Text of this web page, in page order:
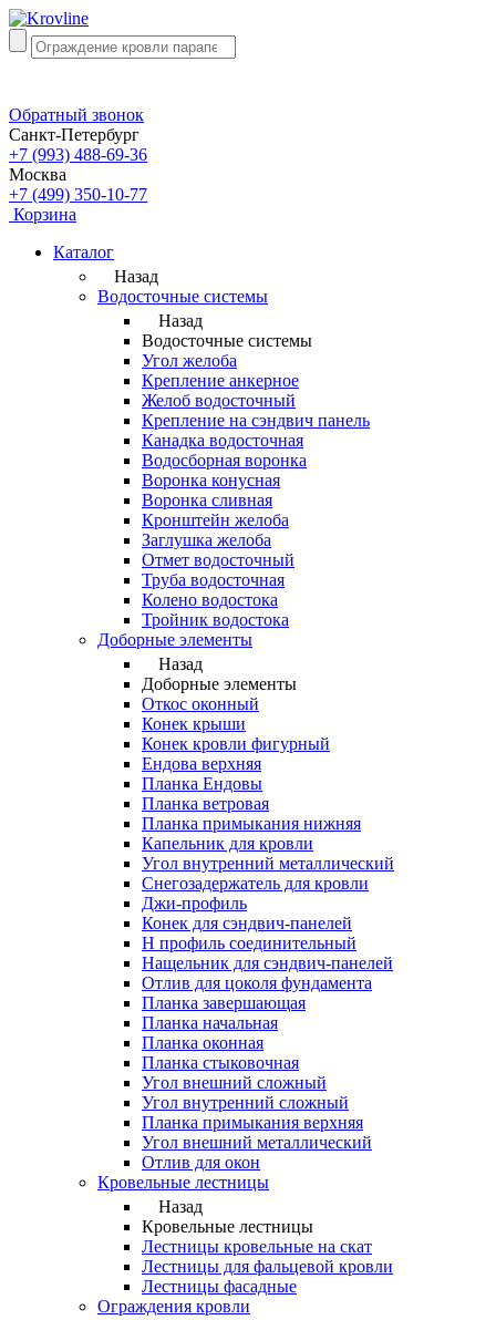
Обратный звонок
Санкт-Петербург
+7 (993) 488-69-36
Москва
+7 (499) 350-10-77
Корзина
Каталог
Назад
Водосточные системы
Назад
Водосточные системы
Угол желоба
Крепление анкерное
Желоб водосточный
Крепление на сэндвич панель
Канадка водосточная
Водосборная воронка
Воронка конусная
Воронка сливная
Кронштейн желоба
Заглушка желоба
Отмет водосточный
Труба водосточная
Колено водостока
Тройник водостока
Доборные элементы
Назад
Доборные элементы
Откос оконный
Конек крыши
Конек кровли фигурный
Ендова верхняя
Планка Ендовы
Планка ветровая
Планка примыкания нижняя
Капельник для кровли
Угол внутренний металлический
Снегозадержатель для кровли
Джи-профиль
Конек для сэндвич-панелей
Н профиль соединительный
Нащельник для сэндвич-панелей
Отлив для цоколя фундамента
Планка завершающая
Планка начальная
Планка оконная
Планка стыковочная
Угол внешний сложный
Угол внутренний сложный
Планка примыкания верхняя
Угол внешний металлический
Отлив для окон
Кровельные лестницы
Назад
Кровельные лестницы
Лестницы кровельные на скат
Лестницы для фальцевой кровли
Лестницы фасадные
Ограждения кровли